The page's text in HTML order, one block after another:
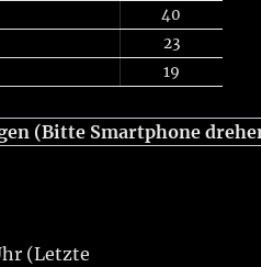
40
23
19
(Bitte Smartphone
(Letzte